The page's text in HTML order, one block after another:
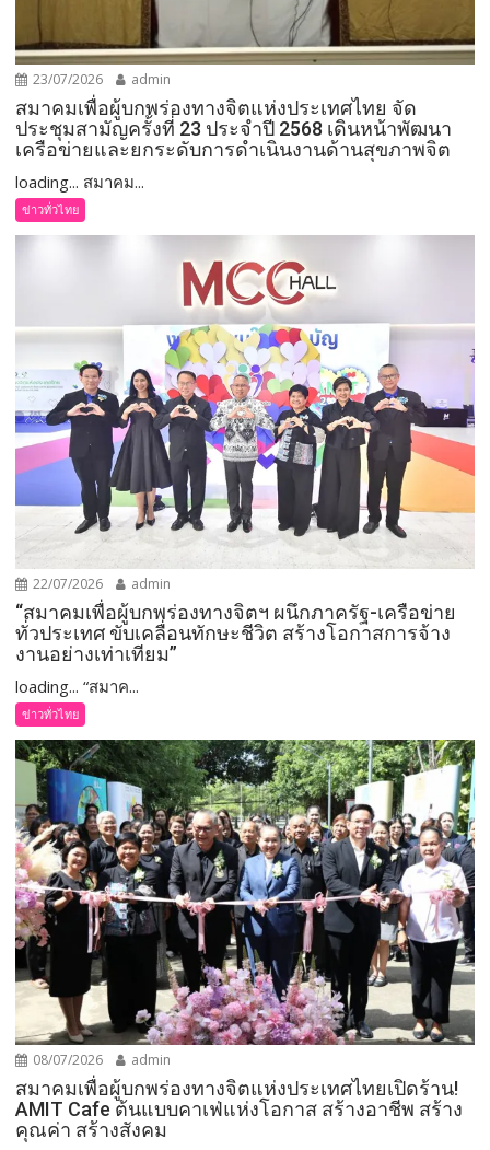
23/07/2026 admin
สมาคมเพื่อผู้บกพร่องทางจิตแห่งประเทศไทย จัด
ประชุมสามัญครั้งที่ 23 ประจำปี 2568 เดินหน้าพัฒนา
เครือข่ายและยกระดับการดำเนินงานด้านสุขภาพจิต
loading... สมาคม...
ข่าวทั่วไทย
22/07/2026 admin
“สมาคมเพื่อผู้บกพร่องทางจิตฯ ผนึกภาครัฐ-เครือข่าย
ทั่วประเทศ ขับเคลื่อนทักษะชีวิต สร้างโอกาสการจ้าง
งานอย่างเท่าเทียม”
loading... “สมาค...
ข่าวทั่วไทย
08/07/2026 admin
สมาคมเพื่อผู้บกพร่องทางจิตแห่งประเทศไทยเปิดร้าน!
AMIT Cafe ต้นแบบคาเฟ่แห่งโอกาส สร้างอาชีพ สร้าง
คุณค่า สร้างสังคม